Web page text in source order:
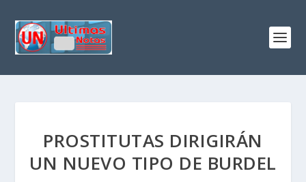
PROSTITUTAS DIRIGIRÁN
UN NUEVO TIPO DE BURDEL